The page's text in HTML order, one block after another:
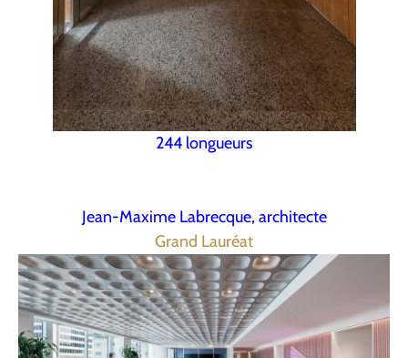
244 longueurs
Jean-Maxime Labrecque, architecte
Grand Lauréat